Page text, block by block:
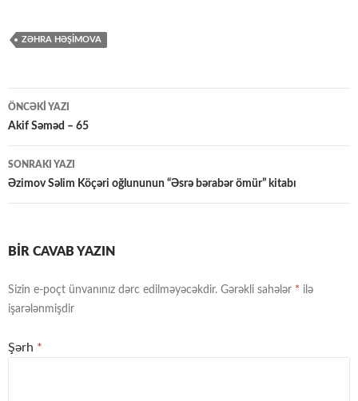
ZƏHRA HƏŞIMOVA
Yazılar
üzrə
naviqasiya
ÖNCƏKI YAZI
Akif Səməd – 65
SONRAKI YAZI
Əzimov Səlim Köçəri oğlununun “Əsrə bərabər ömür” kitabı
BIR CAVAB YAZIN
Sizin e-poçt ünvanınız dərc edilməyəcəkdir. Gərəkli sahələr * ilə
işarələnmişdir
Şərh *